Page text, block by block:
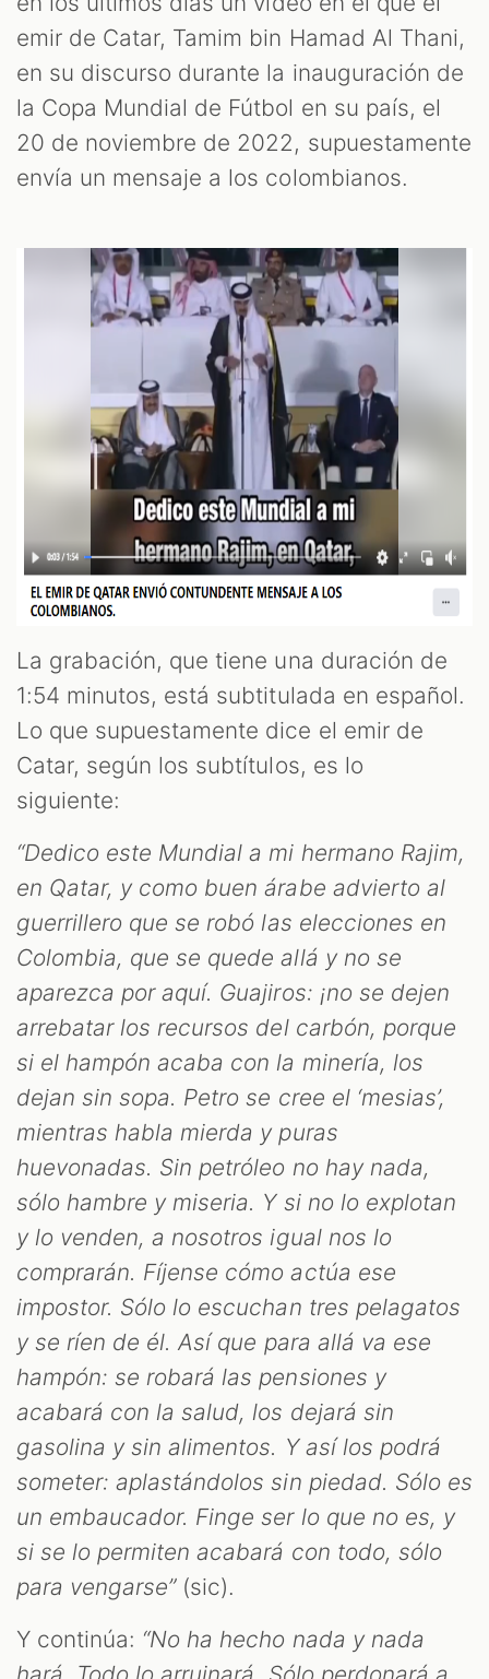
emir de Catar, Tamim bin Hamad Al Thani,
en su discurso durante la inauguración de
la Copa Mundial de Fútbol en su país, el
20 de noviembre de 2022, supuestamente
envía un mensaje a los colombianos.
La grabación, que tiene una duración de
1:54 minutos, está subtitulada en español.
Lo que supuestamente dice el emir de
Catar, según los subtítulos, es lo
siguiente:
“Dedico este Mundial a mi hermano Rajim,
en Qatar, y como buen árabe advierto al
guerrillero que se robó las elecciones en
Colombia, que se quede allá y no se
aparezca por aquí. Guajiros: ¡no se dejen
arrebatar los recursos del carbón, porque
si el hampón acaba con la minería, los
dejan sin sopa. Petro se cree el ‘mesias’,
mientras habla mierda y puras
huevonadas. Sin petróleo no hay nada,
sólo hambre y miseria. Y si no lo explotan
y lo venden, a nosotros igual nos lo
comprarán. Fíjense cómo actúa ese
impostor. Sólo lo escuchan tres pelagatos
y se ríen de él. Así que para allá va ese
hampón: se robará las pensiones y
acabará con la salud, los dejará sin
gasolina y sin alimentos. Y así los podrá
someter: aplastándolos sin piedad. Sólo es
un embaucador. Finge ser lo que no es, y
si se lo permiten acabará con todo, sólo
para vengarse” (sic).
Y continúa: “No ha hecho nada y nada